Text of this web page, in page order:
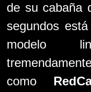
de su cabaña
segundos
modelo
como